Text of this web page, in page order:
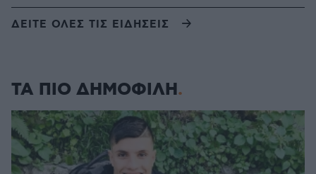
ΔΕΙΤΕ ΟΛΕΣ ΤΙΣ ΕΙΔΗΣΕΙΣ
ΤΑ ΠΙΟ ΔΗΜΟΦΙΛΗ